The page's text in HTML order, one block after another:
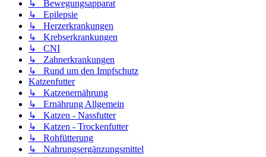
↳ Bewegungsapparat
↳ Epilepsie
↳ Herzerkrankungen
↳ Krebserkrankungen
↳ CNI
↳ Zahnerkrankungen
↳ Rund um den Impfschutz
Katzenfutter
↳ Katzenernährung
↳ Ernährung Allgemein
↳ Katzen - Nassfutter
↳ Katzen - Trockenfutter
↳ Rohfütterung
↳ Nahrungsergänzungsmittel